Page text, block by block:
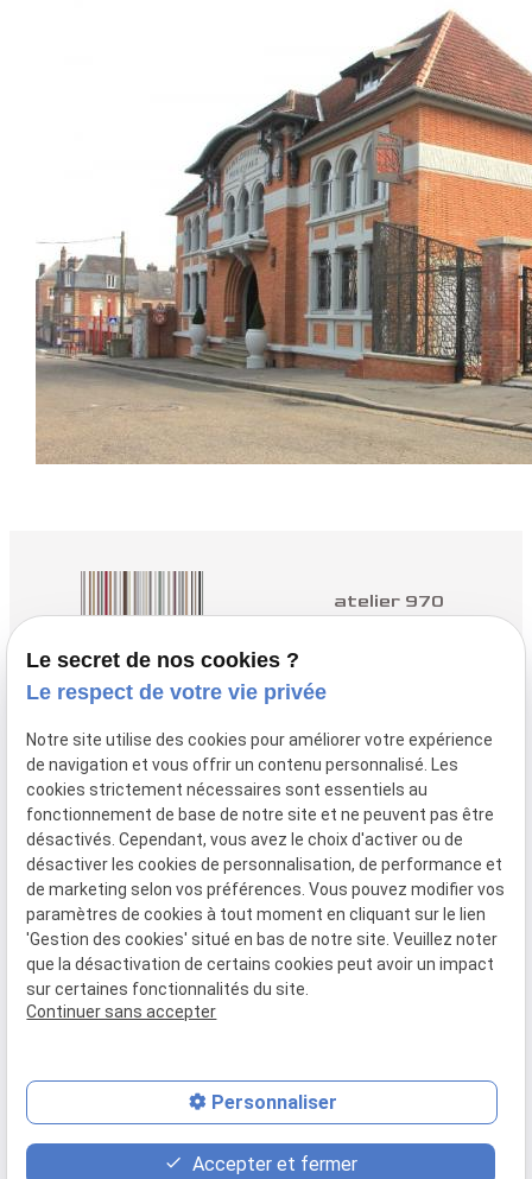
atelier 970
nous contacter :
02.35.96.98.50
nous trouver :
3 Q Rue des
Près, 76190 YVETOT
Plan
du site
Mentions
légales
Politique de
confidentialité
Gestion
SIRET :44004968200022
place contact_page phone
Le secret de nos cookies ?
Le respect de votre vie privée
Notre site utilise des cookies pour améliorer votre expérience
de navigation et vous offrir un contenu personnalisé. Les
cookies strictement nécessaires sont essentiels au
fonctionnement de base de notre site et ne peuvent pas être
désactivés. Cependant, vous avez le choix d'activer ou de
désactiver les cookies de personnalisation, de performance et
de marketing selon vos préférences. Vous pouvez modifier vos
paramètres de cookies à tout moment en cliquant sur le lien
'Gestion des cookies' situé en bas de notre site. Veuillez noter
que la désactivation de certains cookies peut avoir un impact
sur certaines fonctionnalités du site.
Continuer sans accepter
Personnaliser
Accepter et fermer